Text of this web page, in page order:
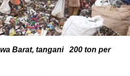
Barat, tangani 200 ton per